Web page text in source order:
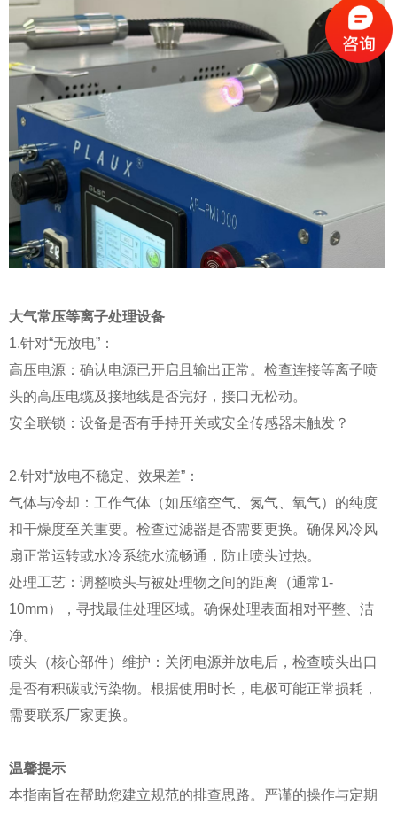
大气常压等离子处理设备
1.针对“无放电”：
高压电源：确认电源已开启且输出正常。检查连接等离子喷
头的高压电缆及接地线是否完好，接口无松动。
安全联锁：设备是否有手持开关或安全传感器未触发？
2.针对“放电不稳定、效果差”：
气体与冷却：工作气体（如压缩空气、氮气、氧气）的纯度
和干燥度至关重要。检查过滤器是否需要更换。确保风冷风
扇正常运转或水冷系统水流畅通，防止喷头过热。
处理工艺：调整喷头与被处理物之间的距离（通常1-
10mm），寻找最佳处理区域。确保处理表面相对平整、洁
净。
喷头（核心部件）维护：关闭电源并放电后，检查喷头出口
是否有积碳或污染物。根据使用时长，电极可能正常损耗，
需要联系厂家更换。
温馨提示
本指南旨在帮助您建立规范的排查思路。严谨的操作与定期